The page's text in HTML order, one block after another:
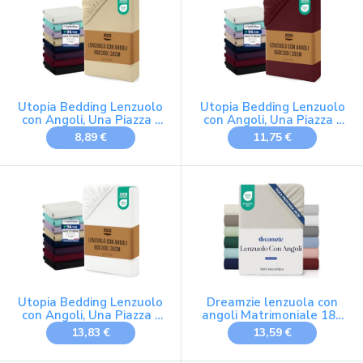
Utopia Bedding Lenzuolo
con Angoli, Una Piazza -
90x200x30 cm - Beige
8,89 €
Utopia Bedding Lenzuolo
con Angoli, Una Piazza -
160x200x30 cm -
Borgogna
11,75 €
Utopia Bedding Lenzuolo
con Angoli, Una Piazza -
90x200x30 cm - Bianco -
Microfibra di Poliestere
13,83 €
Dreamzie lenzuola con
angoli Matrimoniale 180
x 200 cm - Angoli da 35
cm per Materassi Spessi
13,59 €